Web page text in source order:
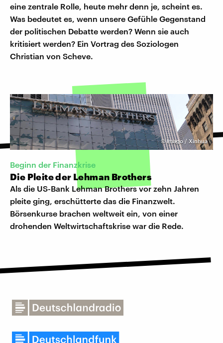
eine zentrale Rolle, heute mehr denn je, scheint es.
Was bedeutet es, wenn unsere Gefühle Gegenstand
der politischen Debatte werden? Wenn sie auch
kritisiert werden? Ein Vortrag des Soziologen
Christian von Scheve.
©Imago / Xinhua
Beginn der Finanzkrise
Die Pleite der Lehman Brothers
Als die US-Bank Lehman Brothers vor zehn Jahren
pleite ging, erschütterte das die Finanzwelt.
Börsenkurse brachen weltweit ein, von einer
drohenden Weltwirtschaftskrise war die Rede.